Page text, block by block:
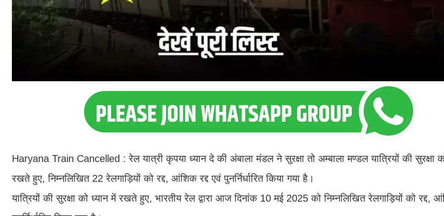
Haryana Train Cancelled : रेल यात्री कृपया ध्यान दे की अंबाला मंडल ने सुरक्षा तो अम्बाला मण्डल यात्रियों की सुरक्षा
रखते हुए, निम्नलिखित 22 रेलगाड़ियों को रद्द, आंशिक रद्द एवं पुनर्निर्धारित किया गया है।
यात्रियों की सुरक्षा को ध्यान में रखते हुए, भारतीय रेल द्वारा आज दिनांक 10 मई 2025 को निम्नलिखित रेलगाड़ियों को रद्द,